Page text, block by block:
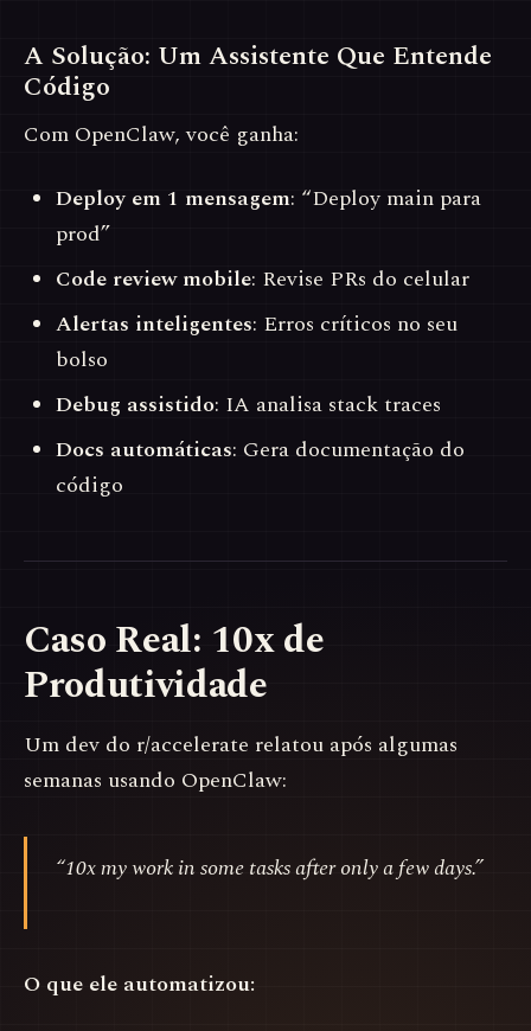
A Solução: Um Assistente Que Entende
Código
Com OpenClaw, você ganha:
Deploy em 1 mensagem: “Deploy main para
prod”
Code review mobile: Revise PRs do celular
Alertas inteligentes: Erros críticos no seu
bolso
Debug assistido: IA analisa stack traces
Docs automáticas: Gera documentação do
código
Caso Real: 10x de
Produtividade
Um dev do r/accelerate relatou após algumas
semanas usando OpenClaw:
“10x my work in some tasks after only a few days.”
O que ele automatizou: